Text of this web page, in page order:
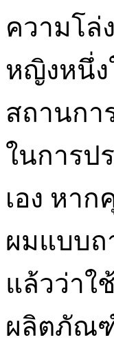
ความโล่
หญิงหนึ่
สถานก
ในการป
เอง หา
ผมแบบถ
แล้วว่าใ
ผลิตภัณ